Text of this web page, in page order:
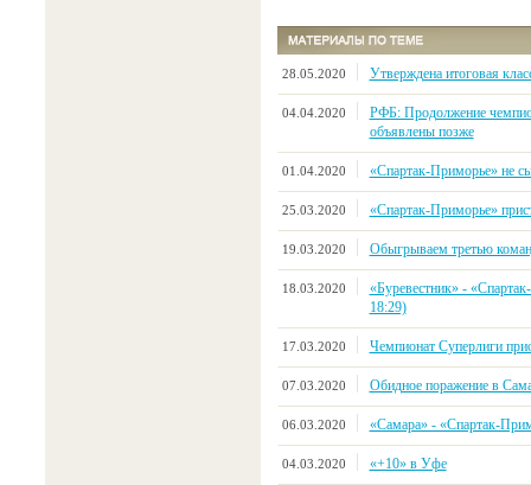
28.05.2020 Утверждена итоговая
04.04.2020
РФБ: Продолжение
объявлены позже
01.04.2020 «Спартак-Приморье» не
25.03.2020 «Спартак-Приморье»
19.03.2020 Обыгрываем третью
18.03.2020
«Буревестник» -
18:29)
17.03.2020 Чемпионат Суперлиги
07.03.2020 Обидное поражение в
06.03.2020 «Самара» - «Спартак-
04.03.2020 «+10» в Уфе